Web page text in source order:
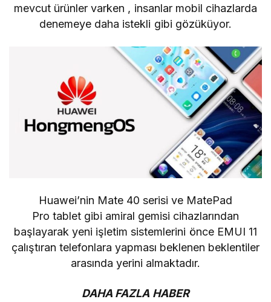
mevcut ürünler varken , insanlar mobil cihazlarda
denemeye daha istekli gibi gözüküyor.
Huawei’nin Mate 40 serisi ve MatePad
Pro tablet gibi amiral gemisi cihazlarından
başlayarak yeni işletim sistemlerini önce EMUI 11
çalıştıran telefonlara yapması beklenen beklentiler
arasında yerini almaktadır.
DAHA FAZLA HABER